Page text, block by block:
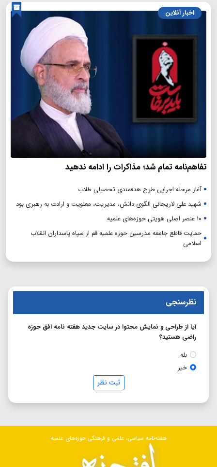
اخبار آنلاین
تفاهم‌نامه تمام شد؛ مذاکرات را ادامه ندهید
آغاز مرحله اجرایی طرح هدفمندی تحصیلی طلاب
شهید علی لاریجانی الگوی دانش، مدیریت، معنویت و ارادت به رهبری بود
۱۰ عنصر اصلی هویتی حوزه‌های علمیه
حمایت قاطع جامعه مدرسین حوزه علمیه قم از سپاه پاسداران انقلاب
اسلامی
نظرسنجی
آیا از طراحی و نمایش محتوا در سایت جدید هفته نامه افق حوزه
راضی هستید؟
بله
خیر
ثبت نظر
هفته‌نامه سیاسی، علمی و فرهنگی حوزه‌های علمیه